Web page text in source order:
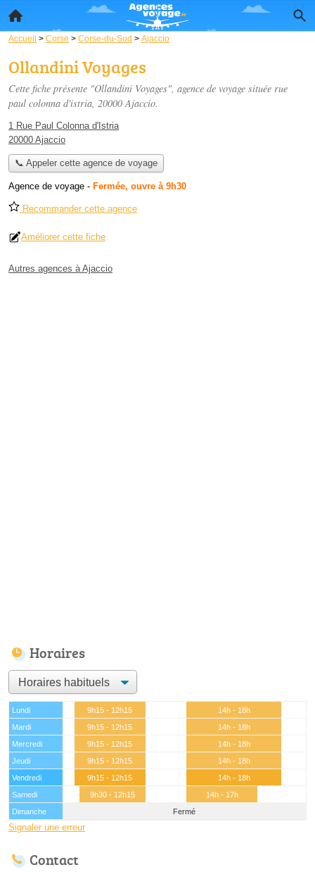
Accueil > Corse > Corse-du-Sud > Ajaccio
Ollandini Voyages
Cette fiche présente "Ollandini Voyages", agence de voyage située rue
paul colonna d'istria, 20000 Ajaccio.
1 Rue Paul Colonna d'Istria
20000 Ajaccio
📞 Appeler cette agence de voyage
Agence de voyage - Fermée, ouvre à 9h30
Recommander cette agence
Améliorer cette fiche
Autres agences à Ajaccio
Horaires
Lundi 9h15 - 12h15
14h - 18h
Mardi
9h15 - 12h15
14h - 18h
Mercredi
9h15 - 12h15
14h - 18h
Jeudi
9h15 - 12h15
14h - 18h
Vendredi
9h15 - 12h15
14h - 18h
Samedi
9h30 - 12h15
14h - 17h
Dimanche
Fermé
Signaler une erreur
Contact